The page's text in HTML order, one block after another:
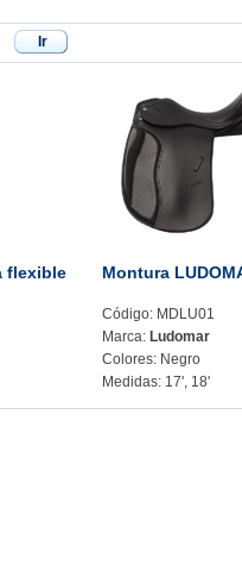
Ir
flexible Montura
Código: MDLU01
Marca: Ludomar
Colores: Negro
Medidas: 17', 18'